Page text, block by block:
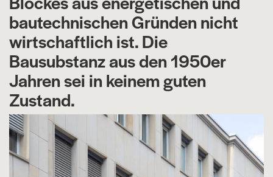
bautechnischen Gründen nicht
wirtschaftlich ist. Die
Bausubstanz aus den 1950er
Jahren sei in keinem guten
Zustand.